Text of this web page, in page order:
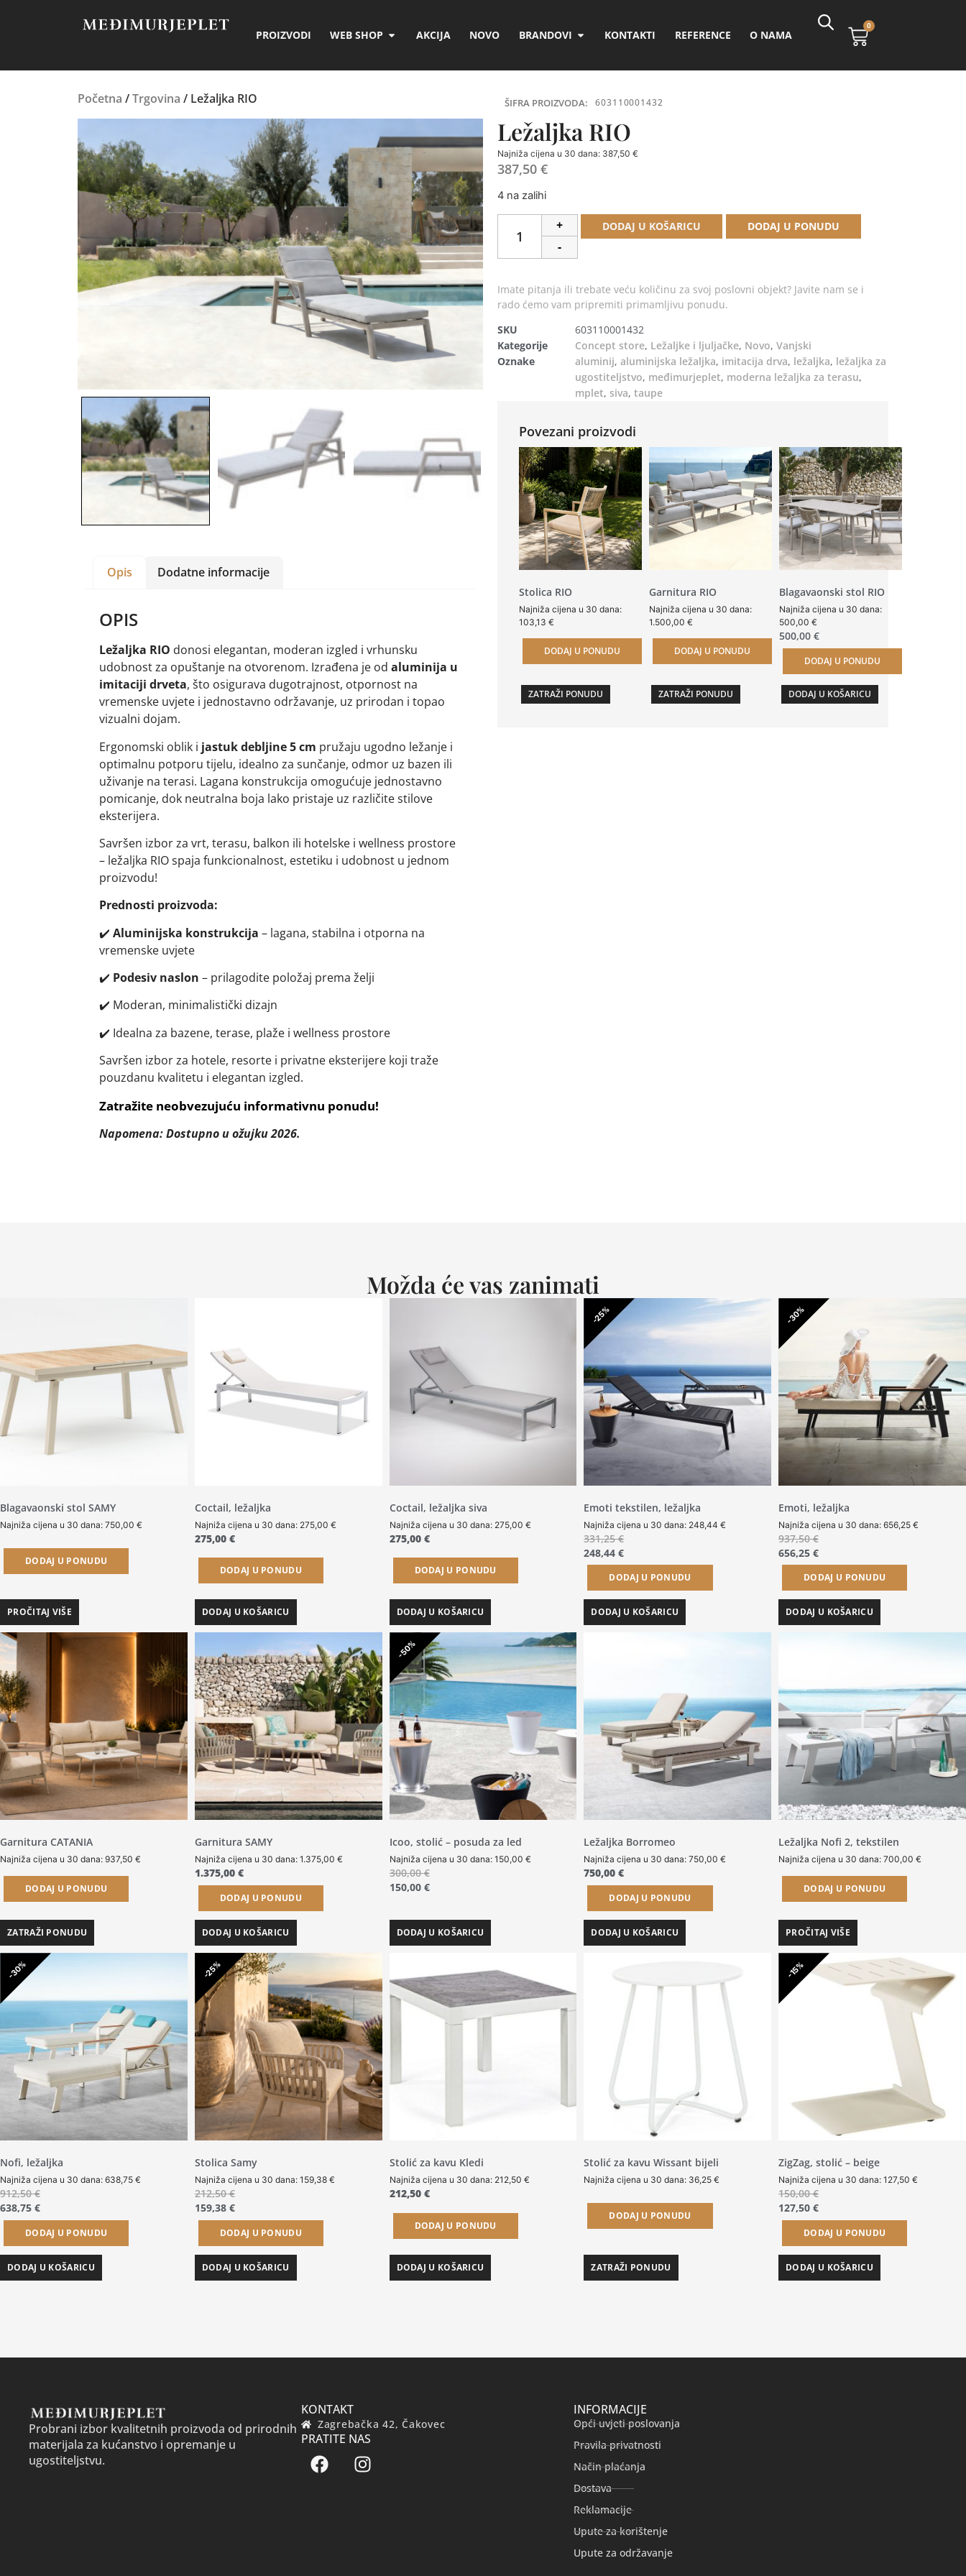
PROIZVODI WEB SHOP AKCIJA NOVO BRANDOVI KONTAKTI REFERENCE O NAMA
0
Početna /Trgovina / Ležaljka RIO
Opis Dodatne informacije
OPIS
Ležaljka RIO donosi elegantan, moderan izgled i vrhunsku
udobnost za opuštanje na otvorenom. Izrađena je od aluminija u
imitaciji drveta, što osigurava dugotrajnost, otpornost na
vremenske uvjete i jednostavno održavanje, uz prirodan i topao
vizualni dojam.
Ergonomski oblik i jastuk debljine 5 cm pružaju ugodno ležanje i
optimalnu potporu tijelu, idealno za sunčanje, odmor uz bazen ili
uživanje na terasi. Lagana konstrukcija omogućuje jednostavno
pomicanje, dok neutralna boja lako pristaje uz različite stilove
eksterijera.
Savršen izbor za vrt, terasu, balkon ili hotelske i wellness prostore
– ležaljka RIO spaja funkcionalnost, estetiku i udobnost u jednom
proizvodu!
Prednosti proizvoda:
✔️ Aluminijska konstrukcija – lagana, stabilna i otporna na
vremenske uvjete
✔️ Podesiv naslon – prilagodite položaj prema želji
✔️ Moderan, minimalistički dizajn
✔️ Idealna za bazene, terase, plaže i wellness prostore
Savršen izbor za hotele, resorte i privatne eksterijere koji traže
pouzdanu kvalitetu i elegantan izgled.
Zatražite neobvezujuću informativnu ponudu!
Napomena: Dostupno u ožujku 2026.
ŠIFRA PROIZVODA: 603110001432
Ležaljka RIO
Najniža cijena u 30 dana: 387,50 €
387,50 €
4 na zalihi
+
-
DODAJ U KOŠARICU DODAJ U PONUDU
Imate pitanja ili trebate veću količinu za svoj poslovni objekt? Javite nam se i
rado ćemo vam pripremiti primamljivu ponudu.
SKU
603110001432
Kategorije
Concept store, Ležaljke i ljuljačke, Novo, Vanjski
Oznake
aluminij, aluminijska ležaljka, imitacija drva, ležaljka, ležaljka za
ugostiteljstvo, međimurjeplet, moderna ležaljka za terasu,
mplet, siva, taupe
Povezani proizvodi
Stolica RIO
Najniža cijena u 30 dana:
103,13 €
DODAJ U PONUDU
ZATRAŽI PONUDU
Garnitura RIO
Najniža cijena u 30 dana:
1.500,00 €
DODAJ U PONUDU
ZATRAŽI PONUDU
Blagavaonski stol RIO
Najniža cijena u 30 dana:
500,00 €
500,00 €
DODAJ U PONUDU
DODAJ U KOŠARICU
Možda će vas zanimati
Blagavaonski stol SAMY
Najniža cijena u 30 dana: 750,00 €
DODAJ U PONUDU
PROČITAJ VIŠE
Coctail, ležaljka
Najniža cijena u 30 dana: 275,00 €
275,00 €
DODAJ U PONUDU
DODAJ U KOŠARICU
Coctail, ležaljka siva
Najniža cijena u 30 dana: 275,00 €
275,00 €
DODAJ U PONUDU
DODAJ U KOŠARICU
-25%
Emoti tekstilen, ležaljka
Najniža cijena u 30 dana: 248,44€
331,25€
248,44€
DODAJ U PONUDU
DODAJ U KOŠARICU
-30%
Emoti, ležaljka
Najniža cijena u 30 dana:656,25€
937,50€
656,25€
DODAJ U PONUDU
DODAJ U KOŠARICU
Garnitura CATANIA
Najniža cijena u 30 dana: 937,50 €
DODAJ U PONUDU
ZATRAŽI PONUDU
Garnitura SAMY
Najniža cijena u 30 dana: 1.375,00 €
1.375,00 €
DODAJ U PONUDU
DODAJ U KOŠARICU
-50%
Icoo, stolić – posuda za led
Najniža cijena u 30 dana: 150,00 €
300,00€
150,00 €
DODAJ U KOŠARICU
Ležaljka Borromeo
Najniža cijena u 30 dana:750,00€
750,00€
DODAJ U PONUDU
DODAJ U KOŠARICU
Ležaljka Nofi 2, tekstilen
Najniža cijena u 30 dana:700,00€
DODAJ U PONUDU
PROČITAJ VIŠE
-30%
Nofi, ležaljka
Najniža cijena u 30 dana: 638,75 €
912,50€
638,75 €
DODAJ U PONUDU
DODAJ U KOŠARICU
-25%
Stolica Samy
Najniža cijena u 30 dana: 159,38 €
212,50€
159,38 €
DODAJ U PONUDU
DODAJ U KOŠARICU
Stolić za kavu Kledi
Najniža cijena u 30 dana: 212,50 €
212,50 €
DODAJ U PONUDU
DODAJ U KOŠARICU
Stolić za kavu Wissant bijeli
Najniža cijena u 30 dana: 36,25€
DODAJ U PONUDU
ZATRAŽI PONUDU
-15%
ZigZag, stolić – beige
Najniža cijena u 30 dana:127,50€
150,00€
127,50€
DODAJ U PONUDU
DODAJ U KOŠARICU
Probrani izbor kvalitetnih proizvoda od prirodnih
materijala za kućanstvo i opremanje u
ugostiteljstvu.
KONTAKT
Zagrebačka 42, Čakovec
PRATITE NAS
INFORMACIJE
Opći uvjeti poslovanja
Pravila privatnosti
Način plaćanja
Dostava
Reklamacije
Upute za korištenje
Upute za održavanje